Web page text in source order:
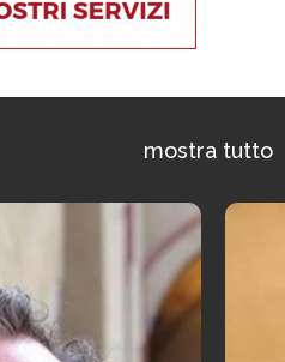
mostra tutto